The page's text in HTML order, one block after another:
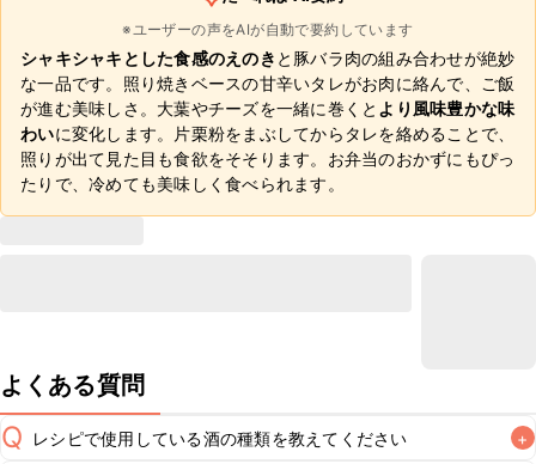
※ユーザーの声をAIが自動で要約しています
シャキシャキとした食感のえのき と豚バラ肉の組み合わせが絶妙
な一品です。照り焼きベースの甘辛いタレがお肉に絡んで、ご飯
が進む美味しさ。大葉やチーズを一緒に巻くと より風味豊かな味
わいに変化します。片栗粉をまぶしてからタレを絡めることで、
照りが出て見た目も食欲をそそります。お弁当のおかずにもぴっ
たりで、冷めても美味しく食べられます。
よくある質問
Q レシピで使用している酒の種類を教えてください +